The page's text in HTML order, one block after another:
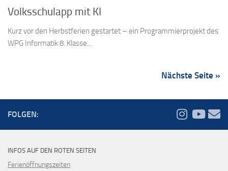
Volksschulapp mit KI
Kurz vor den Herbstferien gestartet – ein Programmierprojekt des
WPG Informatik 8. Klasse...
Nächste Seite »
FOLGEN:
INFOS AUF DEN ROTEN SEITEN
Ferienöffnungszeiten